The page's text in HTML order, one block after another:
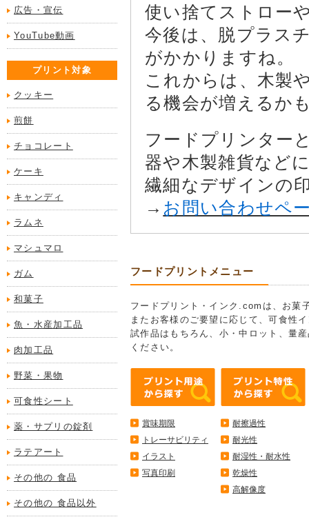
広告・宣伝
YouTube動画
プリント対象
クッキー
煎餅
チョコレート
ケーキ
キャンディ
ラムネ
マシュマロ
ガム
和菓子
魚・水産加工品
肉加工品
野菜・果物
可食性シート
薬・サプリの錠剤
ラテアート
その他の 食品
その他の 食品以外
使い捨てストロー
今後は、脱プラス
がかかりますね。
これからは、木製
る機会が増えるか
フードプリンター
器や木製雑貨など
繊細なデザインの
→ お問い合わせペ
フードプリントメニュー
フードプリント・インク.comは、お菓
またお客様のご要望に応じて、可食性
試作品はもちろん、小・中ロット、量
ください。
賞味期限
トレーサビリティ
イラスト
写真印刷
耐擦過性
耐光性
耐湿性・耐水性
乾燥性
高解像度